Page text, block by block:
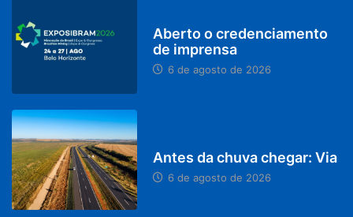
Aberto o credenciamento
de imprensa
6 de agosto de 2026
Antes da chuva chegar: Via
6 de agosto de 2026